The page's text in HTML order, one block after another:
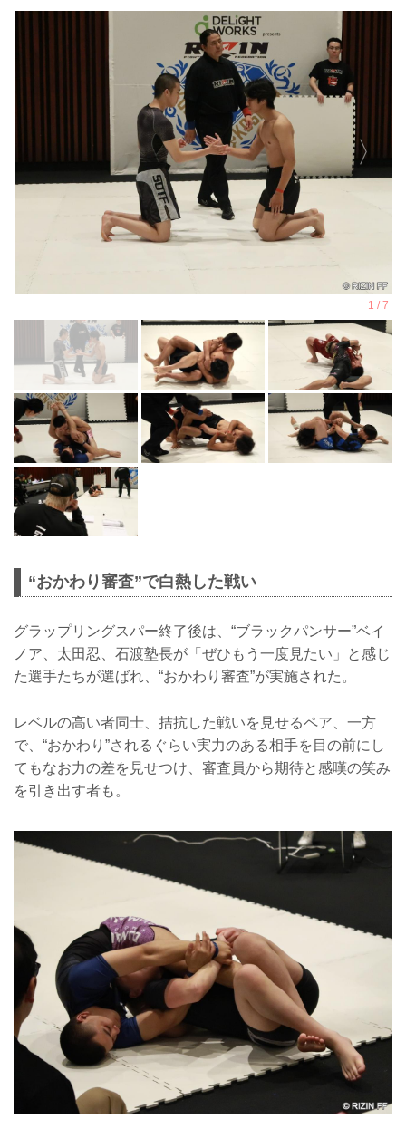
“おかわり審査”で白熱した戦い
グラップリングスパー終了後は、“ブラックパンサー”ベイ
ノア、太田忍、石渡塾長が「ぜひもう一度見たい」と感じ
た選手たちが選ばれ、“おかわり審査”が実施された。
レベルの高い者同士、拮抗した戦いを見せるペア、一方
で、“おかわり”されるぐらい実力のある相手を目の前にし
てもなお力の差を見せつけ、審査員から期待と感嘆の笑み
を引き出す者も。